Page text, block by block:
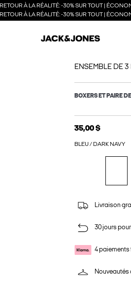
RETOUR À LA RÉALITÉ: -30% SUR TOUT |
RETOUR À LA RÉALITÉ: -30% SUR TOUT |
ENSEMBLE DE 3
BOXERS ET PAIRE
35,00 $
BLEU / DARK NAVY
Livraison
30 jours
4 paiements
Nouveautés